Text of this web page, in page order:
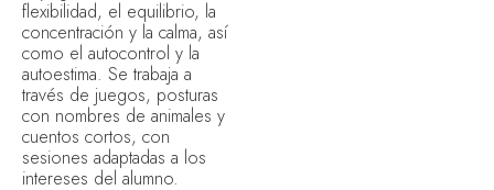
flexibilidad, el equilibrio, la
concentración y la calma, así
como el autocontrol y la
autoestima. Se trabaja a
través de juegos, posturas
con nombres de animales y
cuentos cortos, con
sesiones adaptadas a los
intereses del alumno.